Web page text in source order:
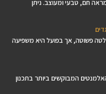
חם, טבעי ומעוצב. ניתן
פשוטה, אך בפועל היא משפיעה
המבוקשים ביותר בתכנון